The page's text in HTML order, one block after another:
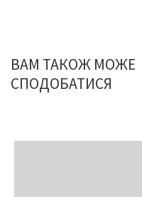
ВАМ ТАКОЖ МОЖЕ
СПОДОБАТИСЯ